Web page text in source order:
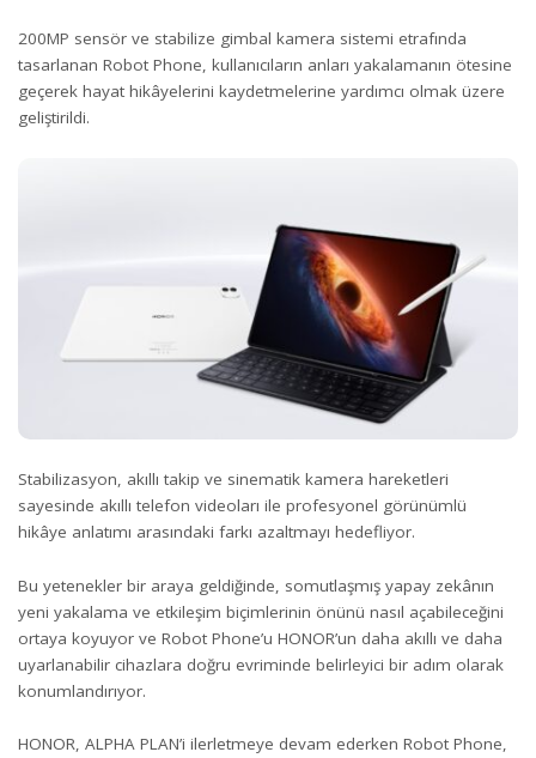
200MP sensör ve stabilize gimbal kamera sistemi etrafında
tasarlanan Robot Phone, kullanıcıların anları yakalamanın ötesine
geçerek hayat hikâyelerini kaydetmelerine yardımcı olmak üzere
geliştirildi.
Stabilizasyon, akıllı takip ve sinematik kamera hareketleri
sayesinde akıllı telefon videoları ile profesyonel görünümlü
hikâye anlatımı arasındaki farkı azaltmayı hedefliyor.
Bu yetenekler bir araya geldiğinde, somutlaşmış yapay zekânın
yeni yakalama ve etkileşim biçimlerinin önünü nasıl açabileceğini
ortaya koyuyor ve Robot Phone’u HONOR’un daha akıllı ve daha
uyarlanabilir cihazlara doğru evriminde belirleyici bir adım olarak
konumlandırıyor.
HONOR, ALPHA PLAN’i ilerletmeye devam ederken Robot Phone,